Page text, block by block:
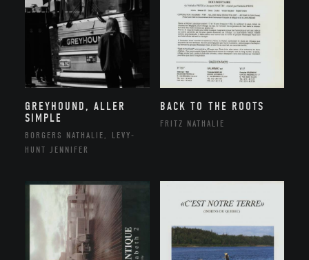
GREYHOUND, ALLER
SIMPLE
BORGERS NATHALIE, LEVY-
HUNT JENNIFER
BACK TO THE ROOTS
FRITZ NATHALIE